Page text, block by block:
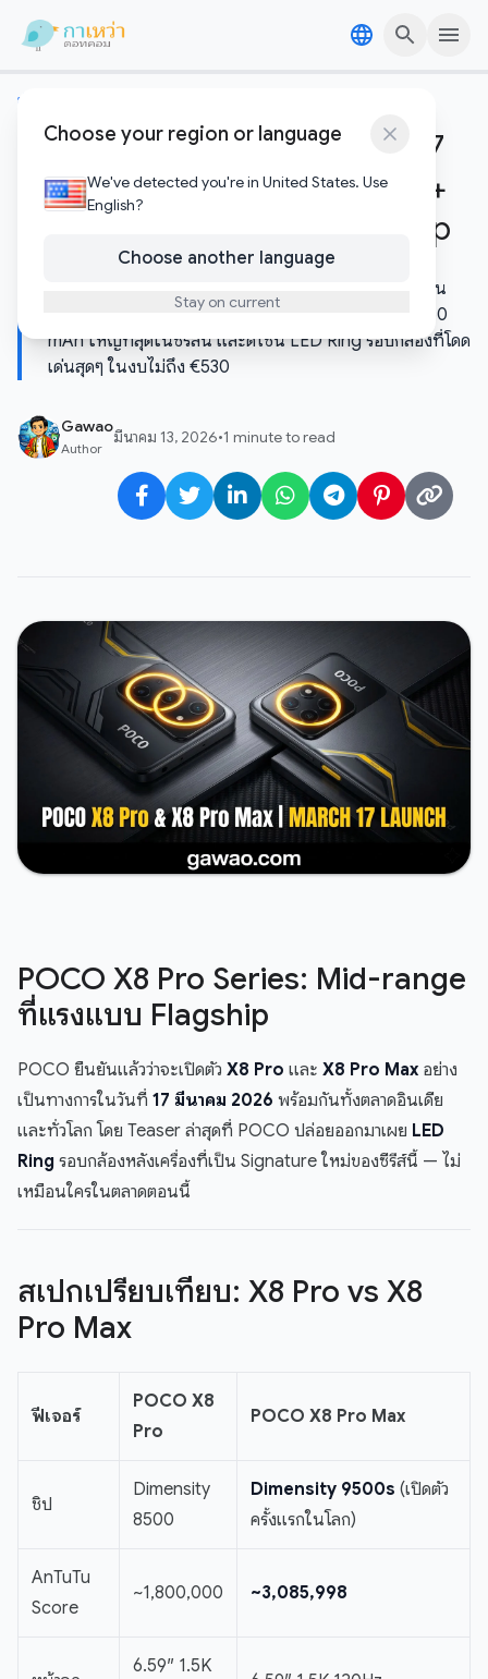
Choose your region or language
We've detected you're in United States. Use
English?
Choose another language
Stay on current
ข่าวไอทีและเทคโนโลยี
POCO X8 Pro Series เปิดตัว 17
มีนาคมนี้ — Dimensity 9500s +
แบต 7,560 mAh ท้าชน Flagship
POCO กลับมาพร้อม X8 Pro Series ที่แรงกว่าเดิมทุกด้าน
Dimensity 9500s ที่ยังไม่เคยมีใครใช้มาก่อน, แบต 7,560
mAh ใหญ่ที่สุดในซีรีส์นี้ และดีไซน์ LED Ring รอบกล้องที่โดด
เด่นสุดๆ ในงบไม่ถึง €530
Gawao
Author
มีนาคม 13, 2026•1 minute to read
POCO X8 Pro Series: Mid-range
ที่แรงแบบ Flagship
POCO ยืนยันแล้วว่าจะเปิดตัว X8 Pro และ X8 Pro Max อย่าง
เป็นทางการในวันที่ 17 มีนาคม 2026 พร้อมกันทั้งตลาดอินเดีย
และทั่วโลก โดย Teaser ล่าสุดที่ POCO ปล่อยออกมาเผย LED
Ring รอบกล้องหลังเครื่องที่เป็น Signature ใหม่ของซีรีส์นี้ — ไม่
เหมือนใครในตลาดตอนนี้
สเปกเปรียบเทียบ: X8 Pro vs X8
Pro Max
ฟีเจอร์
POCO X8
Pro
POCO X8 Pro Max
ชิป
Dimensity
8500
Dimensity 9500s (เปิดตัว
ครั้งแรกในโลก)
AnTuTu
Score
~1,800,000 ~3,085,998
6.59″ 1.5K